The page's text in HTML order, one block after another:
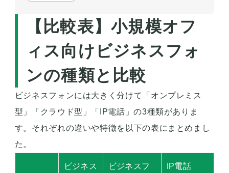
【比較表】小規模オフ
ィス向けビジネスフォ
ンの種類と比較
ビジネスフォンには大きく分けて「オンプレミス
型」「クラウド型」「IP電話」の3種類がありま
す。それぞれの違いや特徴を以下の表にまとめまし
た。
ビジネス
ビジネスフ
IP電話